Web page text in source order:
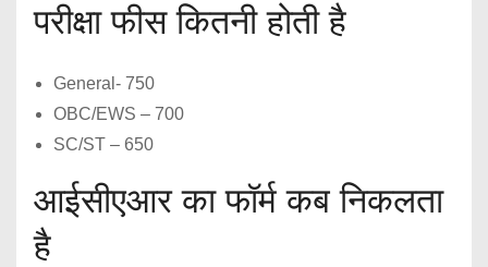
परीक्षा फीस कितनी होती है
General- 750
OBC/EWS – 700
SC/ST – 650
आईसीएआर का फॉर्म कब निकलता
है